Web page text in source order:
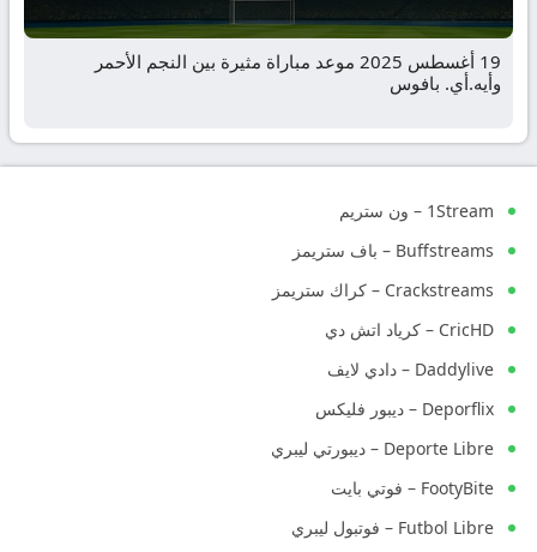
19 أغسطس 2025 موعد مباراة مثيرة بين النجم الأحمر
وأيه.أي. بافوس
1Stream – ون ستريم
Buffstreams – باف ستريمز
Crackstreams – كراك ستريمز
CricHD – كرياد اتش دي
Daddylive – دادي لايف
Deporflix – ديبور فليكس
Deporte Libre – ديبورتي ليبري
FootyBite – فوتي بايت
Futbol Libre – فوتبول ليبري